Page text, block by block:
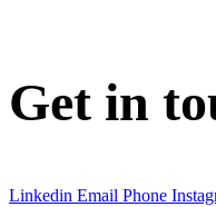
Get in
Linkedin Email Phone